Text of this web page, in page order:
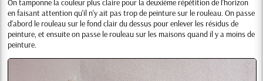
On tamponne la couleur plus claire pour la deuxième répétition de l'horizon
en faisant attention qu'il n'y ait pas trop de peinture sur le rouleau. On passe
d'abord le rouleau sur le fond clair du dessus pour enlever les résidus de
peinture, et ensuite on passe le rouleau sur les maisons quand il y a moins de
peinture.